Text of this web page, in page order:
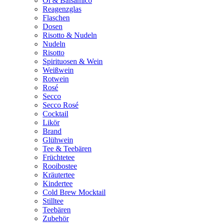
Reagenzglas
Flaschen
Dosen
Risotto & Nudeln
Nudeln
Risotto
Spirituosen & Wein
Weißwein
Rotwein
Rosé
Secco
Secco Rosé
Cocktail
Likör
Brand
Glühwein
Tee & Teebären
Früchtetee
Rooibostee
Kräutertee
Kindertee
Cold Brew Mocktail
Stilltee
Teebären
Zubehör